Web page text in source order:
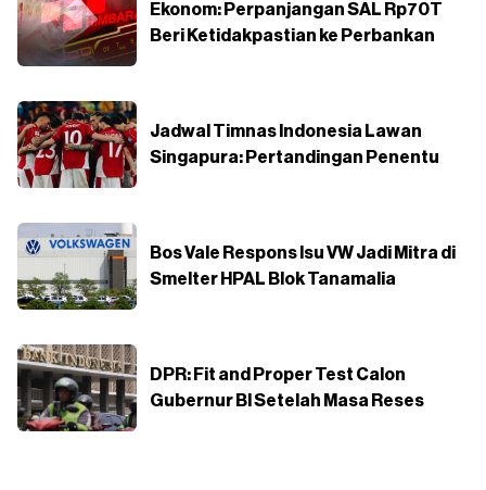
Ekonom: Perpanjangan SAL Rp70T
Beri Ketidakpastian ke Perbankan
Jadwal Timnas Indonesia Lawan
Singapura: Pertandingan Penentu
Bos Vale Respons Isu VW Jadi Mitra di
Smelter HPAL Blok Tanamalia
DPR: Fit and Proper Test Calon
Gubernur BI Setelah Masa Reses